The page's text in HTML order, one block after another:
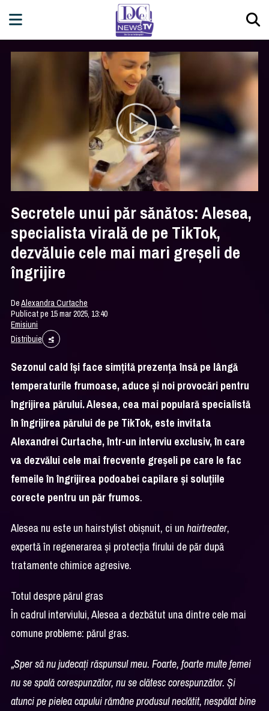
Secretele unui păr sănătos: Alesea,
specialista virală de pe TikTok,
dezvăluie cele mai mari greșeli de
îngrijire
DeAlexandra Curtache
Publicat pe 15 mar 2025, 13:40
Emisiuni
Distribuie
Sezonul cald își face simțită prezența însă pe lângă
temperaturile frumoase, aduce și noi provocări pentru
îngrijirea părului. Alesea, cea mai populară specialistă
în îngrijirea părului de pe TikTok, este invitata
Alexandrei Curtache, într-un interviu exclusiv, în care
va dezvălui cele mai frecvente greșeli pe care le fac
femeile în îngrijirea podoabei capilare și soluțiile
corecte pentru un păr frumos.
Alesea nu este un hairstylist obișnuit, ci unhairtreater,
expertă în regenerarea și protecția firului de păr după
tratamente chimice agresive.
Totul despre părul gras
În cadrul interviului, Alesea a dezbătut una dintre cele mai
comune probleme: părul gras.
„Sper să nu judecați răspunsul meu. Foarte, foarte multe femei
nu se spală corespunzător, nu se clătesc corespunzător. Și
atunci pe pielea capului rămâne produsul neclătit, nespălat bine